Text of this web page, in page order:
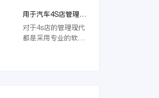
中，也就是我们经常
说的汽车4S店中购买
汽车。不同的汽车4S
用于汽车4S店管理软
件那个好
对于4s店的管理现代
都是采用专业的软